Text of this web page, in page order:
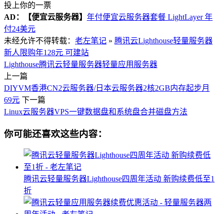
投上你的一票
AD：
【便宜云服务器】 年付便宜云服务器套餐 LightLayer 年
付24美元
未经允许不得转载： 老左笔记 » 腾讯云Lighthouse轻量服务器
新人限购年128元 可建站
Lighthouse腾讯云轻量服务器轻量应用服务器
上一篇
DIYVM香港CN2云服务器/日本云服务器2核2GB内存起步月
69元 下一篇
Linux云服务器VPS一键数据盘和系统盘合并磁盘方法
你可能还喜欢这些内容：
腾讯云轻量服务器Lighthouse四周年活动 新购续费低至1
折